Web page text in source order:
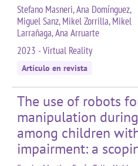
Stefano Masneri, Ana Domínguez,
Miguel Sanz, Mikel Zorrilla, Mikel
Larrañaga, Ana Arruarte
2023 - Virtual Reality
Artículo en revista
The use of robots
manipulation
among children
impairment: a